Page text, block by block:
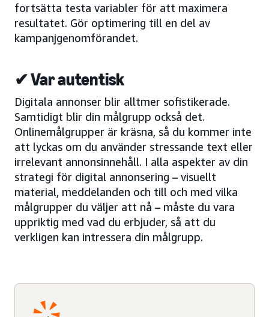
fortsätta testa variabler för att maximera
resultatet. Gör optimering till en del av
kampanjgenomförandet.
✔ Var autentisk
Digitala annonser blir alltmer sofistikerade.
Samtidigt blir din målgrupp också det.
Onlinemålgrupper är kräsna, så du kommer inte
att lyckas om du använder stressande text eller
irrelevant annonsinnehåll. I alla aspekter av din
strategi för digital annonsering – visuellt
material, meddelanden och till och med vilka
målgrupper du väljer att nå – måste du vara
uppriktig med vad du erbjuder, så att du
verkligen kan intressera din målgrupp.